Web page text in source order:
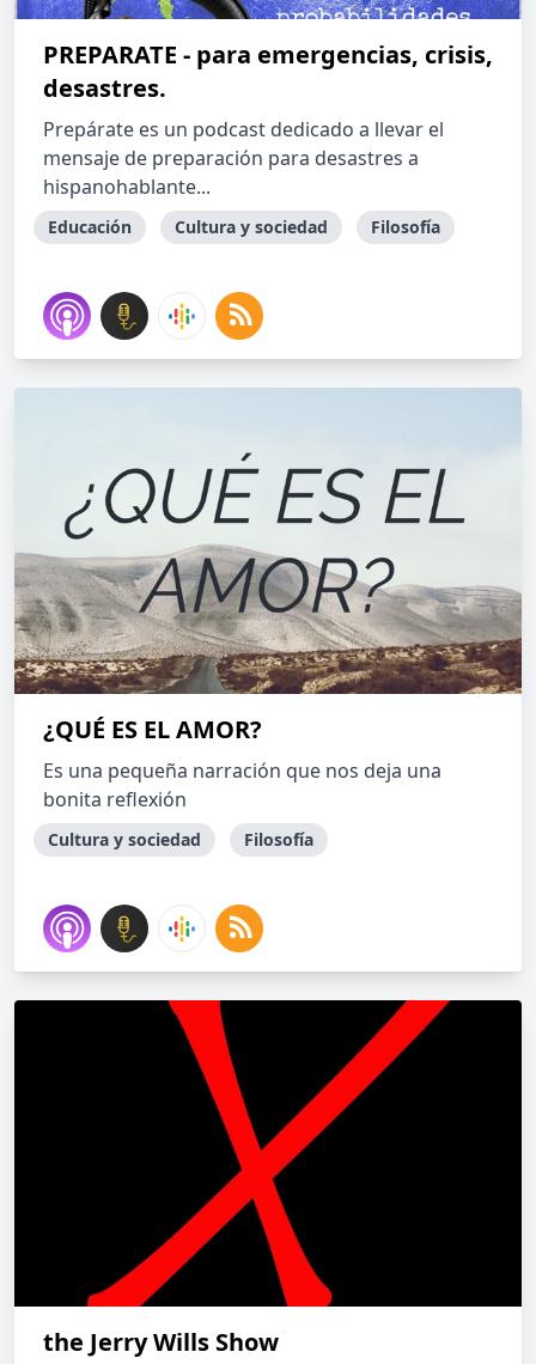
PREPARATE - para emergencias, crisis,
desastres.
Prepárate es un podcast dedicado a llevar el
mensaje de preparación para desastres a
hispanohablante...
Educación Cultura y sociedad Filosofía
¿QUÉ ES EL AMOR?
Es una pequeña narración que nos deja una
bonita reflexión
Cultura y sociedad Filosofía
the Jerry Wills Show